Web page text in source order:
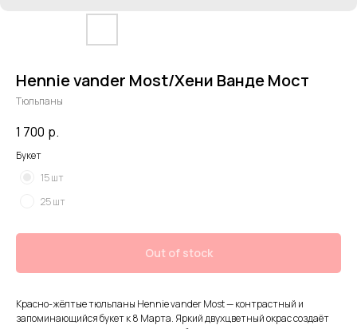
Hennie vander Most/Хени Ванде Мост
Тюльпаны
1 700 р.
Букет
15 шт
25 шт
Out of stock
Красно-жёлтые тюльпаны Hennie vander Most — контрастный и
запоминающийся букет к 8 Марта. Яркий двухцветный окрас создаёт